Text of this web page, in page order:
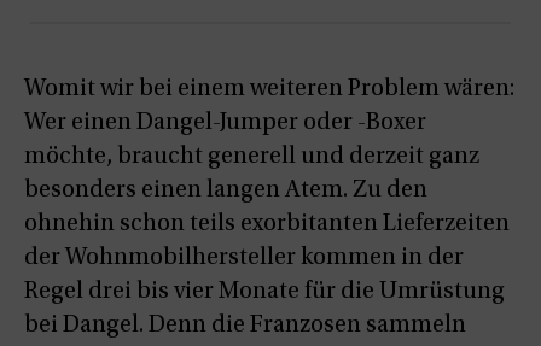
Womit wir bei einem weiteren Problem wären:
Wer einen Dangel-Jumper oder -Boxer
möchte, braucht generell und derzeit ganz
besonders einen langen Atem. Zu den
ohnehin schon teils exorbitanten Lieferzeiten
der Wohnmobilhersteller kommen in der
Regel drei bis vier Monate für die Umrüstung
bei Dangel. Denn die Franzosen sammeln